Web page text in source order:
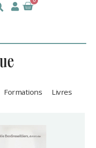
Formations Livres